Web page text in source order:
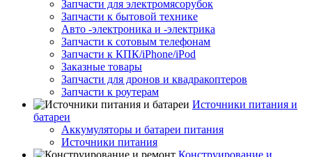
Запчасти для электромясорубок
Запчасти к бытовой технике
Авто -электроника и -электрика
Запчасти к сотовым телефонам
Запчасти к КПК/iPhone/iPod
Заказные товары
Запчасти для дронов и квадракоптеров
Запчасти к роутерам
Источники питания и
батареи
Аккумуляторы и батареи питания
Источники питания
Конструирование и